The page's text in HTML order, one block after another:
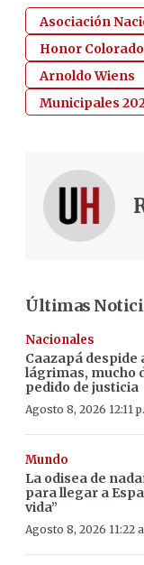
Asociación
Honor Colorado
Arnoldo Wiens
Municipales
Últimas
Nacionales
Caazapá despide
lágrimas, mucho
pedido de justicia
Agosto 8, 2026 12:11
Mundo
La odisea de
para llegar a
vida”
Agosto 8, 2026 11:22